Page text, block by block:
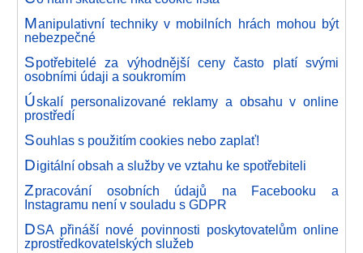
Manipulativní techniky v mobilních hrách mohou být
nebezpečné
Spotřebitelé za výhodnější ceny často platí svými
osobními údaji a soukromím
Úskalí personalizované reklamy a obsahu v online
prostředí
Souhlas s použitím cookies nebo zaplať!
Digitální obsah a služby ve vztahu ke spotřebiteli
Zpracování osobních údajů na Facebooku a
Instagramu není v souladu s GDPR
DSA přináší nové povinnosti poskytovatelům online
zprostředkovatelských služeb